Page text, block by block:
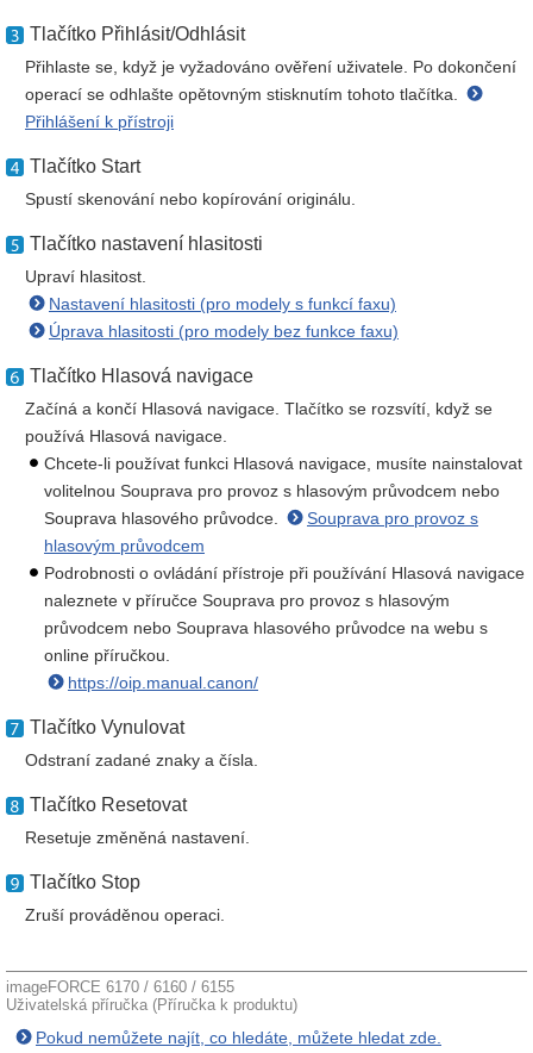
Tlačítko Přihlásit/Odhlásit
Přihlaste se, když je vyžadováno ověření uživatele. Po dokončení
operací se odhlašte opětovným stisknutím tohoto tlačítka.
Přihlášení k přístroji
Tlačítko Start
Spustí skenování nebo kopírování originálu.
Tlačítko nastavení hlasitosti
Upraví hlasitost.
Nastavení hlasitosti (pro modely s funkcí faxu)
Úprava hlasitosti (pro modely bez funkce faxu)
Tlačítko Hlasová navigace
Začíná a končí Hlasová navigace. Tlačítko se rozsvítí, když se
používá Hlasová navigace.
Chcete-li používat funkci Hlasová navigace, musíte nainstalovat
volitelnou Souprava pro provoz s hlasovým průvodcem nebo
Souprava hlasového průvodce.
Souprava pro provoz s
hlasovým průvodcem
Podrobnosti o ovládání přístroje při používání Hlasová navigace
naleznete v příručce Souprava pro provoz s hlasovým
průvodcem nebo Souprava hlasového průvodce na webu s
online příručkou.
https://oip.manual.canon/
Tlačítko Vynulovat
Odstraní zadané znaky a čísla.
Tlačítko Resetovat
Resetuje změněná nastavení.
Tlačítko Stop
Zruší prováděnou operaci.
imageFORCE 6170 / 6160 / 6155
Uživatelská příručka (Příručka k produktu)
Pokud nemůžete najít, co hledáte, můžete hledat zde.